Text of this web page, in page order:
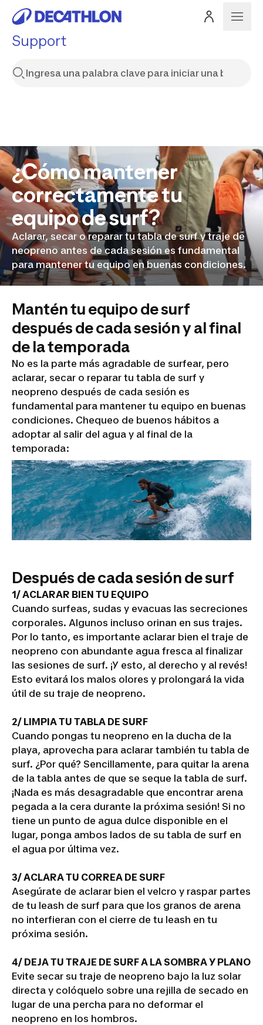
Support
¿Cómo mantener
correctamente tu
equipo de surf?
Aclarar, secar o reparar tu tabla de surf y traje de
neopreno antes de cada sesión es fundamental
para mantener tu equipo en buenas condiciones.
Mantén tu equipo de surf
después de cada sesión y al final
de la temporada
No es la parte más agradable de surfear, pero
aclarar, secar o reparar tu tabla de surf y
neopreno después de cada sesión es
fundamental para mantener tu equipo en buenas
condiciones. Chequeo de buenos hábitos a
adoptar al salir del agua y al final de la
temporada:
Después de cada sesión de surf
1/ ACLARAR BIEN TU EQUIPO
Cuando surfeas, sudas y evacuas las secreciones
corporales. Algunos incluso orinan en sus trajes.
Por lo tanto, es importante aclarar bien el traje de
neopreno con abundante agua fresca al finalizar
las sesiones de surf. ¡Y esto, al derecho y al revés!
Esto evitará los malos olores y prolongará la vida
útil de su traje de neopreno.
2/ LIMPIA TU TABLA DE SURF
Cuando pongas tu neopreno en la ducha de la
playa, aprovecha para aclarar también tu tabla de
surf. ¿Por qué? Sencillamente, para quitar la arena
de la tabla antes de que se seque la tabla de surf.
¡Nada es más desagradable que encontrar arena
pegada a la cera durante la próxima sesión! Si no
tiene un punto de agua dulce disponible en el
lugar, ponga ambos lados de su tabla de surf en
el agua por última vez.
3/ ACLARA TU CORREA DE SURF
Asegúrate de aclarar bien el velcro y raspar partes
de tu leash de surf para que los granos de arena
no interfieran con el cierre de tu leash en tu
próxima sesión.
4/ DEJA TU TRAJE DE SURF A LA SOMBRA Y PLANO
Evite secar su traje de neopreno bajo la luz solar
directa y colóquelo sobre una rejilla de secado en
lugar de una percha para no deformar el
neopreno en los hombros.